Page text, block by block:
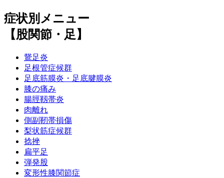
症状別メニュー
【股関節・足】
鵞足炎
足根管症候群
足底筋膜炎・足底腱膜炎
膝の痛み
腸脛靱帯炎
肉離れ
側副靭帯損傷
梨状筋症候群
捻挫
扁平足
弾発股
変形性膝関節症